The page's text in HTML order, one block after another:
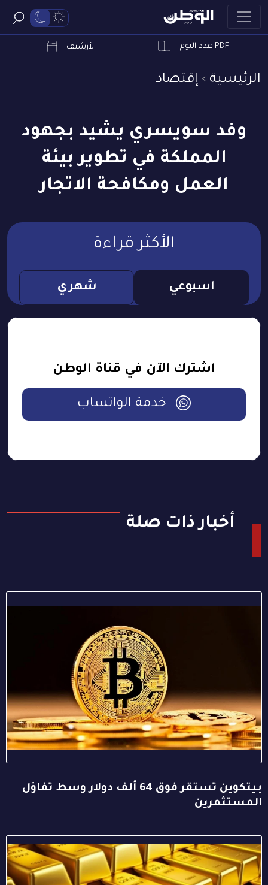
PDF عدد اليوم الأرشيف
الرئيسية إقتصاد
وفد سويسري يشيد بجهود
المملكة في تطوير بيئة
العمل ومكافحة الاتجار
الأكثر قراءة
اسبوعي شهري
اشترك الآن في قناة الوطن
خدمة الواتساب
أخبار ذات صلة
بيتكوين تستقر فوق 64 ألف دولار وسط تفاؤل
المستثمرين